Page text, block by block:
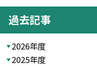
過去記事
2026年度
2025年度